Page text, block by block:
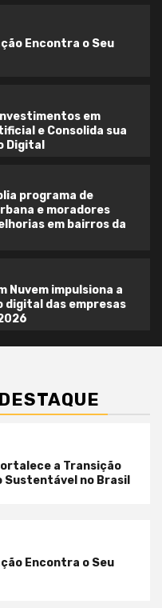
Encontra o Seu
em
e Consolida sua
Digital
programa de
e moradores
em bairros da
Nuvem impulsiona a
das empresas
a Transição
Sustentável no Brasil
Encontra o Seu